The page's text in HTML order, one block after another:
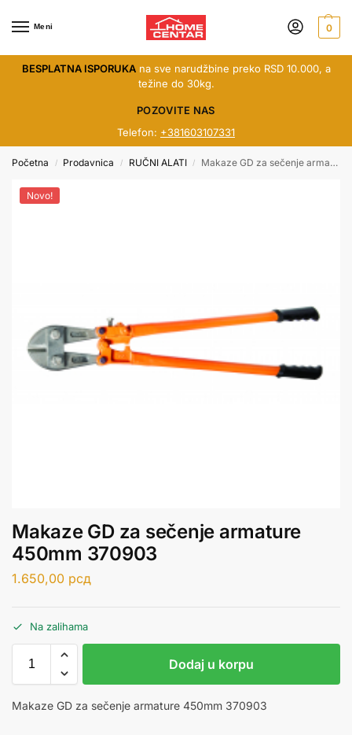
Meni 0
BESPLATNA ISPORUKAna sve narudžbine preko RSD 10.000, a
težine do 30kg.
POZOVITE NAS
Telefon: +381603107331
Početna / Prodavnica / RUČNI ALATI / Makaze GD za sečenje armature 450mm 370903
Novo!
Makaze GD za sečenje armature
450mm 370903
1.650,00 рсд
Na zalihama
Dodaj u korpu
Makaze GD za sečenje armature 450mm 370903